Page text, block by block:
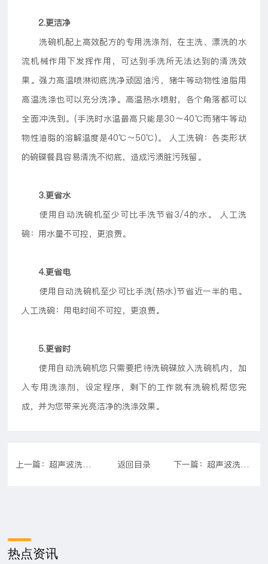
2.更洁净
洗碗机配上高效配方的专用洗涤剂，在主洗、漂洗的水
流机械作用下发挥作用，可达到手洗所无法达到的清洗效
果。强力高温喷淋彻底洗净顽固油污，猪牛等动物性油脂用
高温洗涤也可以充分洗净。高温热水喷射，各个角落都可以
全面冲洗到。(手洗时水温最高只能是30～40℃而猪牛等动
物性油脂的溶解温度是40℃～50℃)。 人工洗碗：各类形状
的碗碟餐具容易清洗不彻底，造成污渍脏污残留。
3.更省水
使用自动洗碗机至少可比手洗节省3/4的水。 人工洗
碗：用水量不可控，更浪费。
4.更省电
使用自动洗碗机至少可比手洗(热水)节省近一半的电。
人工洗碗：用电时间不可控，更浪费。
5.更省时
使用自动洗碗机您只需要把待洗碗碟放入洗碗机内，加
入专用洗涤剂，设定程序，剩下的工作就有洗碗机帮您完
成，并为您带来光亮洁净的洗涤效果。
上一篇：超声波洗碗机的工作原理 原理如下 返回目录 下一篇：超声波洗碗机的优势有哪些?
热点资讯